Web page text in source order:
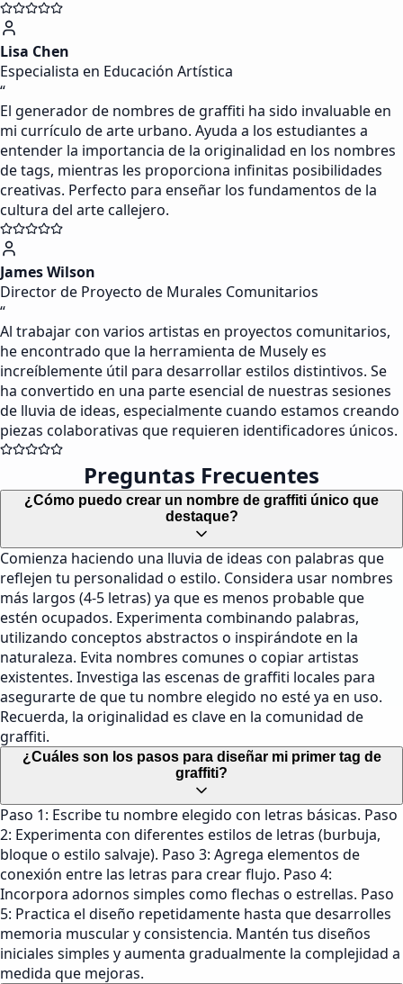
Lisa Chen
Especialista en Educación Artística
“
El generador de nombres de graffiti ha sido invaluable en
mi currículo de arte urbano. Ayuda a los estudiantes a
entender la importancia de la originalidad en los nombres
de tags, mientras les proporciona infinitas posibilidades
creativas. Perfecto para enseñar los fundamentos de la
cultura del arte callejero.
James Wilson
Director de Proyecto de Murales Comunitarios
“
Al trabajar con varios artistas en proyectos comunitarios,
he encontrado que la herramienta de Musely es
increíblemente útil para desarrollar estilos distintivos. Se
ha convertido en una parte esencial de nuestras sesiones
de lluvia de ideas, especialmente cuando estamos creando
piezas colaborativas que requieren identificadores únicos.
Preguntas Frecuentes
¿Cómo puedo crear un nombre de graffiti único que
destaque?
Comienza haciendo una lluvia de ideas con palabras que
reflejen tu personalidad o estilo. Considera usar nombres
más largos (4-5 letras) ya que es menos probable que
estén ocupados. Experimenta combinando palabras,
utilizando conceptos abstractos o inspirándote en la
naturaleza. Evita nombres comunes o copiar artistas
existentes. Investiga las escenas de graffiti locales para
asegurarte de que tu nombre elegido no esté ya en uso.
Recuerda, la originalidad es clave en la comunidad de
graffiti.
¿Cuáles son los pasos para diseñar mi primer tag de
graffiti?
Paso 1: Escribe tu nombre elegido con letras básicas. Paso
2: Experimenta con diferentes estilos de letras (burbuja,
bloque o estilo salvaje). Paso 3: Agrega elementos de
conexión entre las letras para crear flujo. Paso 4:
Incorpora adornos simples como flechas o estrellas. Paso
5: Practica el diseño repetidamente hasta que desarrolles
memoria muscular y consistencia. Mantén tus diseños
iniciales simples y aumenta gradualmente la complejidad a
medida que mejoras.